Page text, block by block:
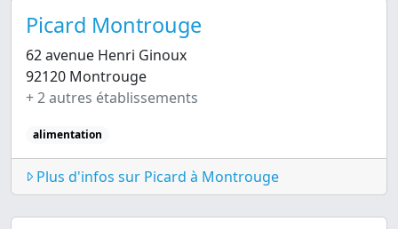
Picard Montrouge
62 avenue Henri Ginoux
92120 Montrouge
+ 2 autres établissements
alimentation
Plus d'infos sur Picard à Montrouge